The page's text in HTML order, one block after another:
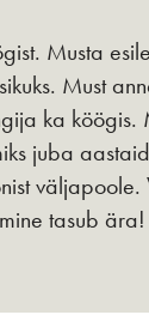
Musta
Must
ka köögis.
juba
tasub ära!